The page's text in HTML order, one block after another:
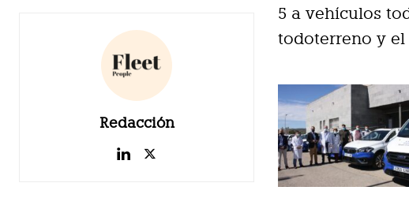
Redacción
5 a vehículos
todoterreno y el